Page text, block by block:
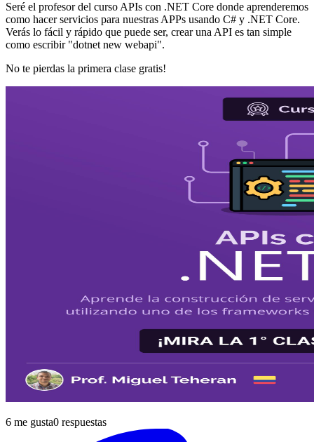
Seré el profesor del curso APIs con .NET Core donde aprenderemos
como hacer servicios para nuestras APPs usando C# y .NET Core.
Verás lo fácil y rápido que puede ser, crear una API es tan simple
como escribir "dotnet new webapi".
No te pierdas la primera clase gratis!
6 me gusta0 respuestas